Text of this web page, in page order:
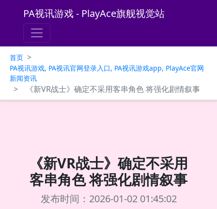
PA视讯游戏 - PlayAce旗舰视觉站
首页 >
PA视讯游戏, PA视讯官网登录入口, PA视讯游戏app, PlayAce官网
新闻资讯
> 《新VR战士》确定不采用客串角色 将强化剧情叙事
《新VR战士》确定不采用
客串角色 将强化剧情叙事
发布时间：2026-01-02 01:45:02